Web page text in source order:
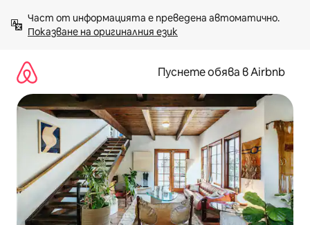
към
съдържанието
Показване на оригиналния език
Пуснете обява в Airbnb